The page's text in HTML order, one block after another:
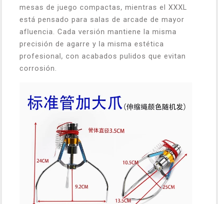
mesas de juego compactas, mientras el XXXL
está pensado para salas de arcade de mayor
afluencia. Cada versión mantiene la misma
precisión de agarre y la misma estética
profesional, con acabados pulidos que evitan
corrosión.